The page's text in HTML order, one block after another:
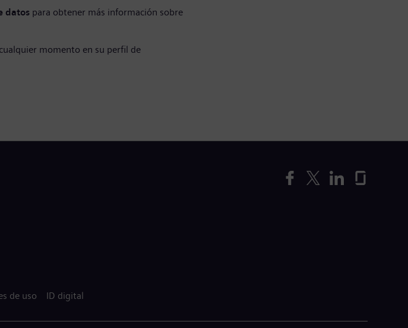
datos para obtener más información sobre
momento en su perfil de
de uso ID digital